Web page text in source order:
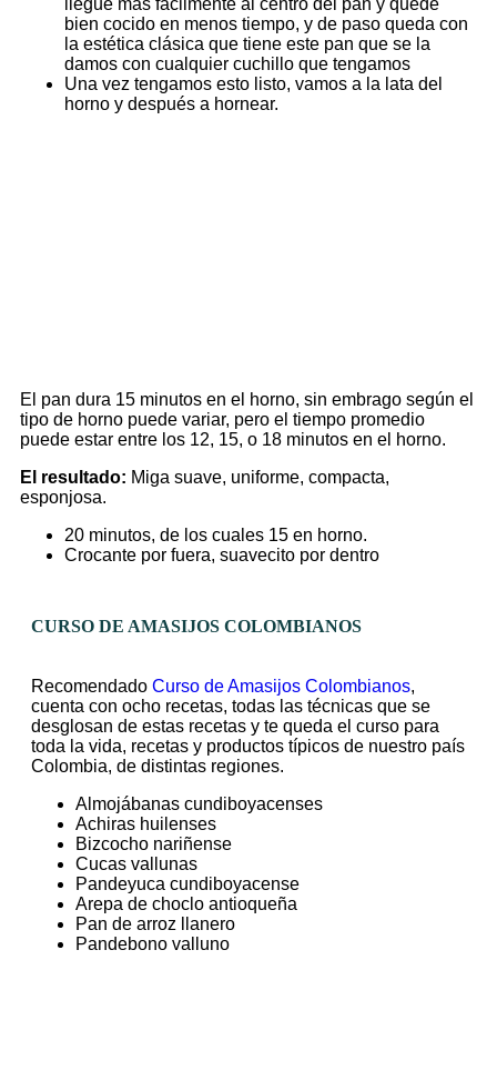
llegue más fácilmente al centro del pan y quede
bien cocido en menos tiempo, y de paso queda con
la estética clásica que tiene este pan que se la
damos con cualquier cuchillo que tengamos
Una vez tengamos esto listo, vamos a la lata del
horno y después a hornear.
El pan dura 15 minutos en el horno, sin embrago según el
tipo de horno puede variar, pero el tiempo promedio
puede estar entre los 12, 15, o 18 minutos en el horno.
El resultado: Miga suave, uniforme, compacta,
esponjosa.
20 minutos, de los cuales 15 en horno.
Crocante por fuera, suavecito por dentro
CURSO DE AMASIJOS COLOMBIANOS
Recomendado Curso de Amasijos Colombianos,
cuenta con ocho recetas, todas las técnicas que se
desglosan de estas recetas y te queda el curso para
toda la vida, recetas y productos típicos de nuestro país
Colombia, de distintas regiones.
Almojábanas cundiboyacenses
Achiras huilenses
Bizcocho nariñense
Cucas vallunas
Pandeyuca cundiboyacense
Arepa de choclo antioqueña
Pan de arroz llanero
Pandebono valluno